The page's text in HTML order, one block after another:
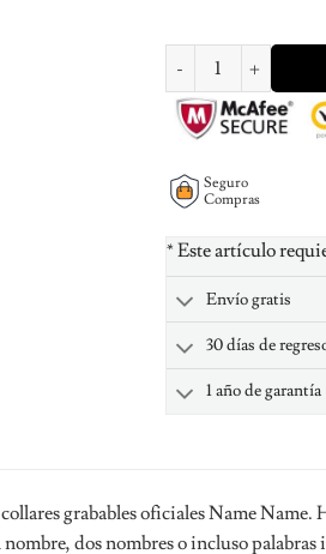
family necklace
Seguro
Compras
* Este artículo
Envío gratis
30 días de
1 año de garantía
grabables oficiales Name
dos nombres o incluso